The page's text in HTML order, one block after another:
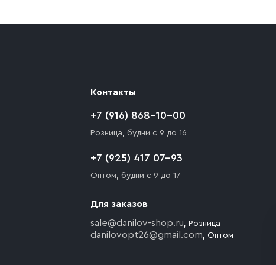
разгрузки товара и не нарушает правила
Контакты
+7 (916) 868-10-00
Розница, будни с 9 до 16
+7 (925) 417 07-93
Оптом, будни с 9 до 17
Для заказов
sale@danilov-shop.ru, Розница
danilovopt26@gmail.com, Оптом